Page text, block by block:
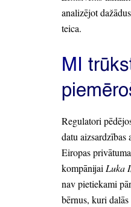
analizējot
teica.
MI
Regulatori
datu aizsardzības
Eiropas
kompānijaiLuka
nav pietiekami
bērnus, kuri